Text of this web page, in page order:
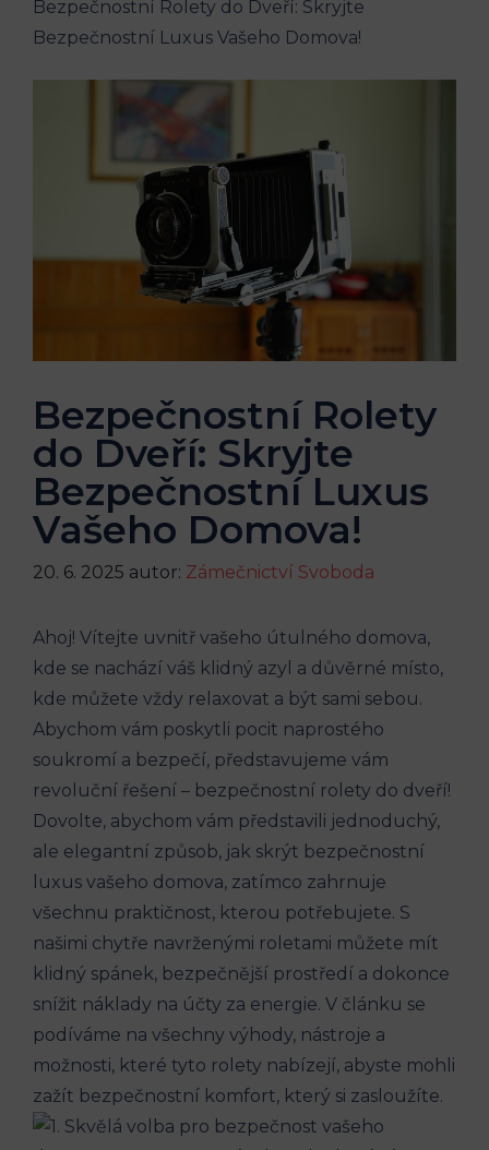
Bezpečnostní Rolety do Dveří: Skryjte
Bezpečnostní Luxus Vašeho Domova!
Bezpečnostní Rolety
do Dveří: Skryjte
Bezpečnostní Luxus
Vašeho Domova!
20. 6. 2025 autor: Zámečnictví Svoboda
Ahoj! Vítejte uvnitř vašeho útulného domova,
kde se nachází váš klidný azyl a důvěrné místo,
kde můžete vždy relaxovat a být sami sebou.
Abychom vám poskytli pocit naprostého
soukromí a bezpečí, představujeme vám
revoluční řešení – bezpečnostní rolety do dveří!
Dovolte, abychom vám představili jednoduchý,
ale elegantní způsob, jak skrýt bezpečnostní
luxus vašeho domova, zatímco zahrnuje
všechnu praktičnost, kterou potřebujete. S
našimi chytře navrženými roletami můžete mít
klidný spánek, bezpečnější prostředí a dokonce
snížit náklady na účty za energie. V článku se
podíváme na všechny výhody, nástroje a
možnosti, které tyto rolety nabízejí, abyste mohli
zažít bezpečnostní komfort, který si zasloužíte.